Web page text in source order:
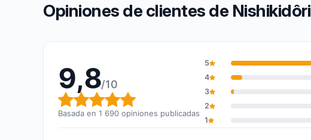
Opiniones de clientes de Nishikidôri
9,8/10
Calificación global: 9,8 de 10
Basada en 1 690 opiniones publicadas
5
4
3
2
1